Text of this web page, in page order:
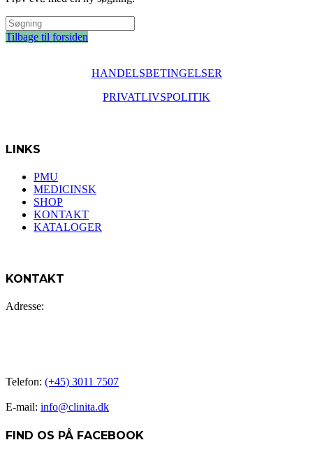
Tilbage til forsiden
HANDELSBETINGELSER
PRIVATLIVSPOLITIK
LINKS
PMU
MEDICINSK
SHOP
KONTAKT
KATALOGER
KONTAKT
Adresse:
Telefon: (+45) 3011 7507
E-mail: info@clinita.dk
FIND OS PÅ FACEBOOK